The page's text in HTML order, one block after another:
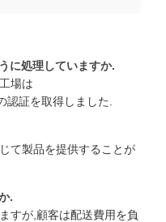
に処理していますか.
場は
証を取得しました.
て製品を提供することが
.
すが,顧客は配送費用を負